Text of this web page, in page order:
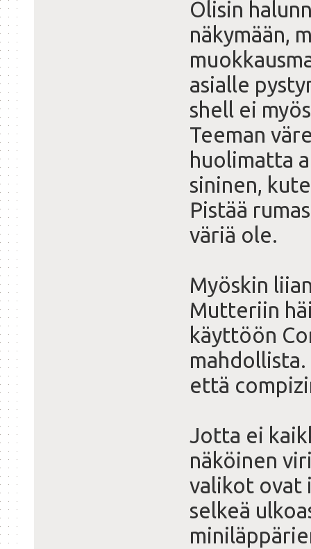
Olisin
näkymään,
asialle
shell ei
Teeman
huolimatta
sininen,
Pistää
väriä ole.
Myöskin
Mutteriin
käyttöön
että
Jotta ei
näköinen
valikot ovat
selkeä